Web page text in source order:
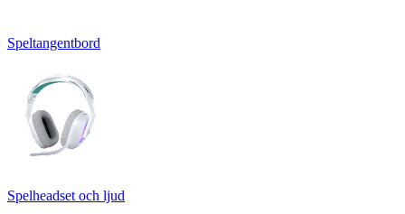
Speltangentbord
Spelheadset och ljud